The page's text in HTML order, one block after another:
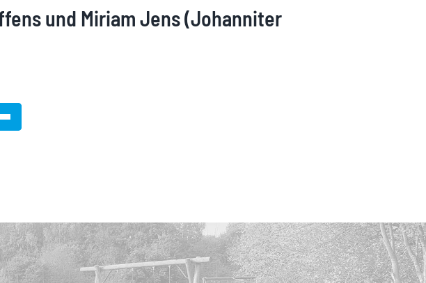
und Miriam Jens (Johanniter
Runter